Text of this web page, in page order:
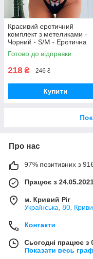
Красивий еротичний
комплект з метеликами -
Чорний - S/M - Еротична
білизна
Готово до відправки
218 ₴ 246 ₴
Купити
Про нас
97% позитивних з 916
Працює з
м. Кривий Ріг
Українська, 80,
Контакти
Сьогодні працює з
Показати весь